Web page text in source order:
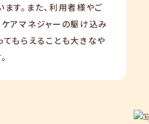
す。また、利用者様やご
アマネジャーの駆け込み
もらえることも大きなや